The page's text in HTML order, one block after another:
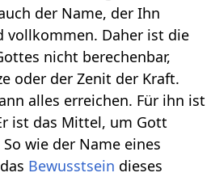
der Name, der Ihn
vollkommen. Daher ist die
nicht berechenbar,
oder der Zenit der Kraft.
alles erreichen. Für ihn ist
ist das Mittel, um Gott
wie der Name eines
Bewusstsein dieses